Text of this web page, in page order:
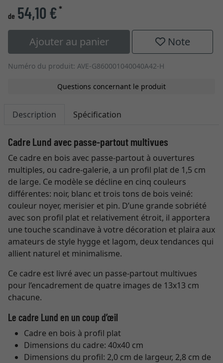
de 54,10 €*
Ajouter au panier Note
Numéro du produit: AVE-G860001040040A42-H
Questions concernant le produit
Description Spécification
Cadre Lund avec passe-partout multivues
Ce cadre en bois avec passe-partout à ouvertures
multiples, ou cadre-galerie, a un profil plat de 1,5 cm
de large. Ce modèle se décline en cinq couleurs
différentes: noir, blanc et trois tons de bois veiné:
couleur noyer, merisier et pin. D’une grande sobriété
avec son profil plat et relativement étroit, il apportera
une touche scandinave à votre décoration et plaira aux
amateurs de style hygge et lagom, deux tendances qui
allient naturel et minimalisme.
Ce cadre est livré avec un passe-partout multivues
pour l’encadrement de quatre images de 13x13 cm
chacune.
Le cadre Lund en un coup d’œil
Cadre en bois à profil plat
Dimensions du cadre: 40x40 cm
Dimensions du profil: 2,0 cm de largeur, 2,8 cm de